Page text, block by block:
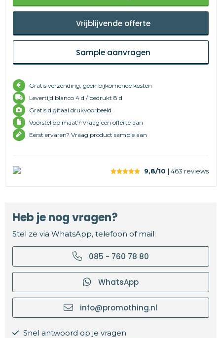
Vrijblijvende offerte
Sample aanvragen
Gratis verzending, geen bijkomende kosten
Levertijd blanco 4 d / bedrukt 8 d
Gratis digitaal drukvoorbeeld
Voorstel op maat? Vraag een offerte aan
Eerst ervaren? Vraag product sample aan
9,8/10 | 463 reviews
Heb je nog vragen?
Stel ze via WhatsApp, telefoon of mail:
085 - 760 78 80
WhatsApp
info@promothing.nl
Snel antwoord op je vragen